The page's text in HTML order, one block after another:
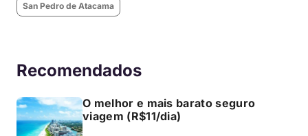
San Pedro de Atacama
Recomendados
O melhor e mais barato seguro
viagem (R$11/dia)